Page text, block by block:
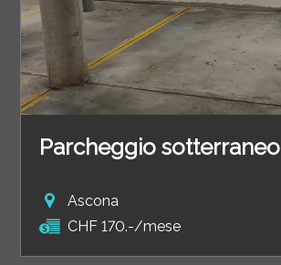
Parcheggio sotterraneo
Ascona
CHF 170.-/mese